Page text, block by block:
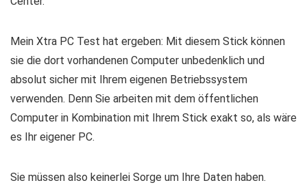
Mein Xtra PC Test hat ergeben: Mit diesem Stick können
sie die dort vorhandenen Computer unbedenklich und
absolut sicher mit Ihrem eigenen Betriebssystem
verwenden. Denn Sie arbeiten mit dem öffentlichen
Computer in Kombination mit Ihrem Stick exakt so, als wäre
es Ihr eigener PC.
Sie müssen also keinerlei Sorge um Ihre Daten haben.